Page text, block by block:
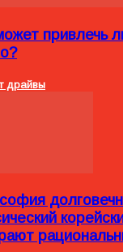
привлечь
драйвы